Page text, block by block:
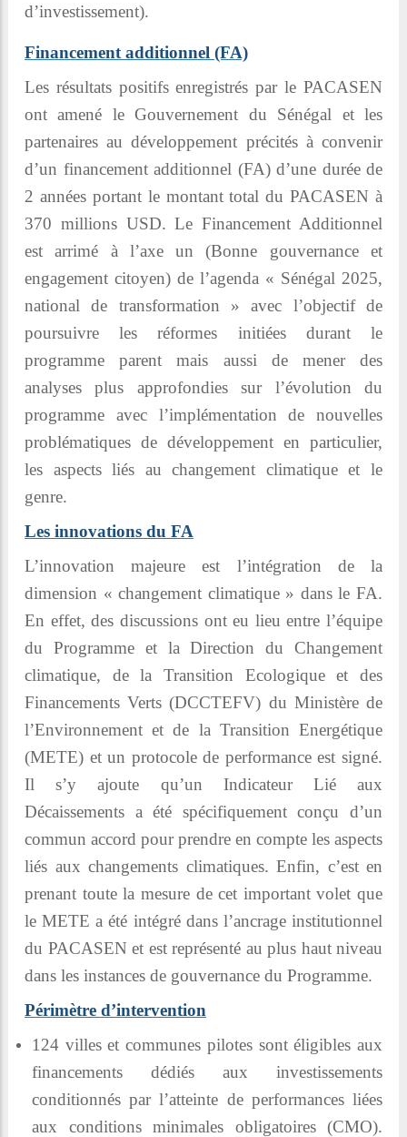
d’investissement).
Financement additionnel (FA)
Les résultats positifs enregistrés par le PACASEN
ont amené le Gouvernement du Sénégal et les
partenaires au développement précités à convenir
d’un financement additionnel (FA) d’une durée de
2 années portant le montant total du PACASEN à
370 millions USD. Le Financement Additionnel
est arrimé à l’axe un (Bonne gouvernance et
engagement citoyen) de l’agenda « Sénégal 2025,
national de transformation » avec l’objectif de
poursuivre les réformes initiées durant le
programme parent mais aussi de mener des
analyses plus approfondies sur l’évolution du
programme avec l’implémentation de nouvelles
problématiques de développement en particulier,
les aspects liés au changement climatique et le
genre.
Les innovations du FA
L’innovation majeure est l’intégration de la
dimension « changement climatique » dans le FA.
En effet,des discussions ont eu lieu entre l’équipe
du Programme et la Direction du Changement
climatique, de la Transition Ecologique et des
Financements Verts (DCCTEFV) du Ministère de
l’Environnement et de la Transition Energétique
(METE) et un protocole de performance est signé.
Il s’y ajoute qu’un Indicateur Lié aux
Décaissements a été spécifiquement conçu d’un
commun accord pour prendre en compte les aspects
liés aux changements climatiques. Enfin, c’est en
prenant toute la mesure de cet important volet que
le METE a été intégré dans l’ancrage institutionnel
du PACASEN et est représenté au plus haut niveau
dans les instances de gouvernance du Programme.
Périmètre d’intervention
124 villes et communes pilotes sont éligibles aux
financements dédiés aux investissements
conditionnés par l’atteinte de performances liées
aux conditions minimales obligatoires (CMO).